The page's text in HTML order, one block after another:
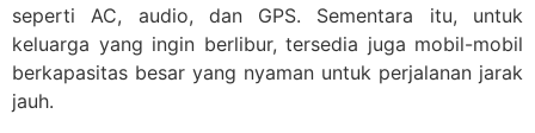
seperti AC, audio, dan GPS. Sementara itu, untuk
keluarga yang ingin berlibur, tersedia juga mobil-mobil
berkapasitas besar yang nyaman untuk perjalanan jarak
jauh.